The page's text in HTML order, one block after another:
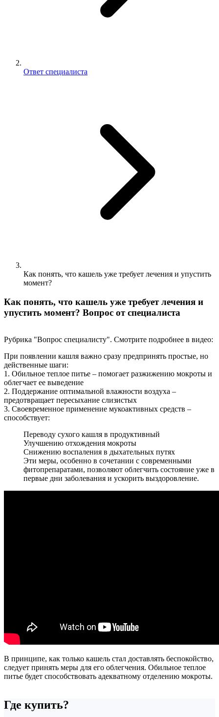
Ответ специалиста
Как понять, что кашель уже требует лечения и упустить
момент?
Как понять, что кашель уже требует лечения и
упустить момент? Вопрос от специалиста
Рубрика "Вопрос специалисту". Смотрите подробнее в видео:
При появлении кашля важно сразу предпринять простые, но
действенные шаги:
1. Обильное теплое питье – помогает разжижению мокроты и
облегчает ее выведение
2. Поддержание оптимальной влажности воздуха –
предотвращает пересыхание слизистых
3. Своевременное применение мукоактивных средств –
способствует:
Переводу сухого кашля в продуктивный
Улучшению отхождения мокроты
Снижению воспаления в дыхательных путях
Эти меры, особенно в сочетании с современными
фитопрепаратами, позволяют облегчить состояние уже в
первые дни заболевания и ускорить выздоровление.
В принципе, как только кашель стал доставлять беспокойство,
следует принять меры для его облегчения. Обильное теплое
питье будет способствовать адекватному отделению мокроты.
Где купить?